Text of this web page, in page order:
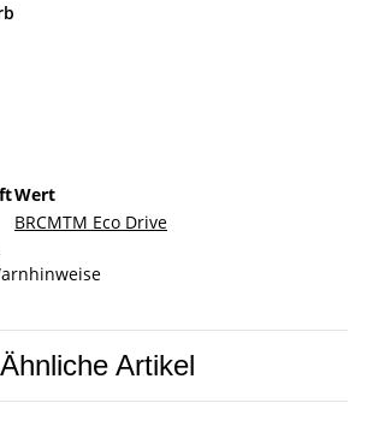
Wert
BRCMTM Eco Drive
Ähnliche Artikel